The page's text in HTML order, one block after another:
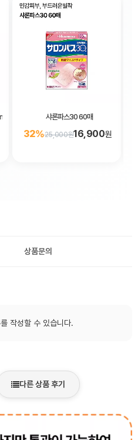
샤론파스30 60매
32%25,000원16,900원
상품문의
작성할 수 있습니다.
다른 상품 후기